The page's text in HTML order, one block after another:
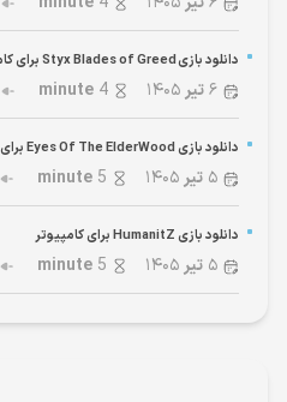
دانلود بازی Styx Blades of Greed برای کامپیوتر
۶تیر ۱۴۰۵ 4
minute
دانلود بازی Eyes Of The ElderWood برای کامپیوتر
۵ تیر ۱۴۰۵ 5
minute
دانلود بازی HumanitZ برای کامپیوتر
۵ تیر ۱۴۰۵ 5
minute